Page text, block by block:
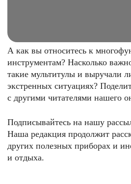
А как вы относитесь к
инструментам? Насколько
такие мультитулы и выручали
экстренных ситуациях?
с другими читателями нашего
Подписывайтесь на нашу
Наша редакция продолжит
других полезных приборах и
и отдыха.